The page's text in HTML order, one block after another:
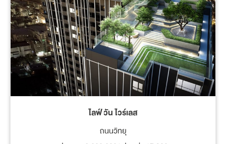
ไลฟ์ วัน ไวร์เลส
ถนนวิทยุ